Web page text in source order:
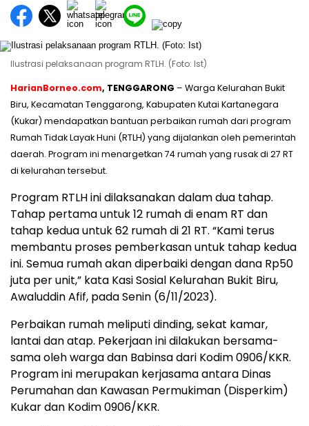
Ilustrasi pelaksanaan program RTLH. (Foto: Ist)
HarianBorneo.com, TENGGARONG – Warga Kelurahan Bukit
Biru, Kecamatan Tenggarong, Kabupaten Kutai Kartanegara
(Kukar) mendapatkan bantuan perbaikan rumah dari program
Rumah Tidak Layak Huni (RTLH) yang dijalankan oleh pemerintah
daerah. Program ini menargetkan 74 rumah yang rusak di 27 RT
di kelurahan tersebut.
Program RTLH ini dilaksanakan dalam dua tahap.
Tahap pertama untuk 12 rumah di enam RT dan
tahap kedua untuk 62 rumah di 21 RT. “Kami terus
membantu proses pemberkasan untuk tahap kedua
ini. Semua rumah akan diperbaiki dengan dana Rp50
juta per unit,” kata Kasi Sosial Kelurahan Bukit Biru,
Awaluddin Afif, pada Senin (6/11/2023).
Perbaikan rumah meliputi dinding, sekat kamar,
lantai dan atap. Pekerjaan ini dilakukan bersama-
sama oleh warga dan Babinsa dari Kodim 0906/KKR.
Program ini merupakan kerjasama antara Dinas
Perumahan dan Kawasan Permukiman (Disperkim)
Kukar dan Kodim 0906/KKR.